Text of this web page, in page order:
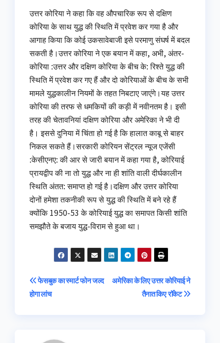
उत्तर कोरिया ने कहा कि वह औपचारिक रूप से दक्षिण
कोरिया के साथ युद्ध की स्थिति में प्रवेश कर गया है और
आगाह किया कि कोई उकसावेबाजी इसे परमाणु संघर्ष में बदल
सकती है।उत्तर कोरिया ने एक बयान में कहा, अभी, अंतर-
कोरिया :उत्तर और दक्षिण कोरिया के बीच के: रिश्ते युद्ध की
स्थिति में प्रवेश कर गए हैं और दो कोरियाओं के बीच के सभी
मामले युद्धकालीन नियमों के तहत निबटाए जाएंगे।यह उत्तर
कोरिया की तरफ से धमकियों की कड़ी में नवीनतम है। इसी
तरह की चेतावनियां दक्षिण कोरिया और अमेरिका ने भी दी
है। इससे दुनिया में चिंता हो गई है कि हालात काबू से बाहर
निकल सकते हैं।सरकारी कोरियन सेंट्रल न्यूज एजेंसी
:केसीएनए: की आर से जारी बयान में कहा गया है, कोरियाई
प्रायद्वीप की ना तो युद्ध और ना ही शांति वाली दीर्घकालीन
स्थिति अंतत: समाप्त हो गई है।दक्षिण और उत्तर कोरिया
दोनों हमेशा तकनीकी रूप से युद्ध की स्थिति में बने रहे हैं
क्योंकि 1950-53 के कोरियाई युद्ध का समापत किसी शांति
समझौते के बजाय युद्ध-विराम से हुआ था।
Post
navigation
अमेरिका के लिए उत्तर कोरियाई ने
तैनात किए रॉकेट
फेसबुक का स्मार्ट फोन जल्द
होगा लांच